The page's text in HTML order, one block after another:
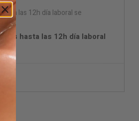
hasta las 12h día laboral